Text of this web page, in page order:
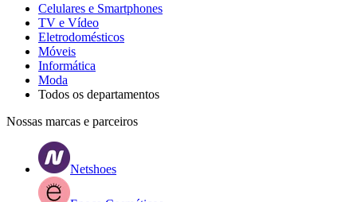
Celulares e Smartphones
TV e Vídeo
Eletrodomésticos
Móveis
Informática
Moda
Todos os departamentos
Nossas marcas e parceiros
Netshoes